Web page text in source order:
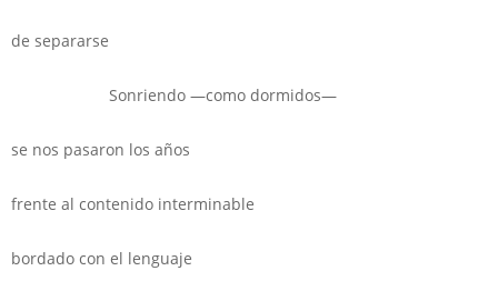
de separarse
Sonriendo —como dormidos—
se nos pasaron los años
frente al contenido interminable
bordado con el lenguaje